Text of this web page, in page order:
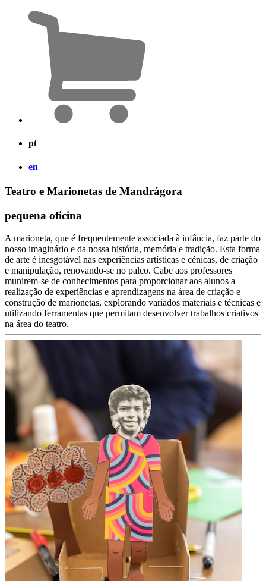
pt
en
Teatro e Marionetas de Mandrágora
pequena oficina
A marioneta, que é frequentemente associada à infância, faz parte do
nosso imaginário e da nossa história, memória e tradição. Esta forma
de arte é inesgotável nas experiências artísticas e cénicas, de criação
e manipulação, renovando-se no palco. Cabe aos professores
munirem-se de conhecimentos para proporcionar aos alunos a
realização de experiências e aprendizagens na área de criação e
construção de marionetas, explorando variados materiais e técnicas e
utilizando ferramentas que permitam desenvolver trabalhos criativos
na área do teatro.